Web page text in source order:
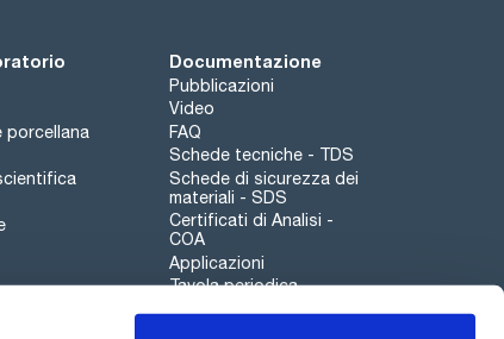
porcellana
Documentazione
Pubblicazioni
Video
FAQ
Schede tecniche - TDS
Schede di sicurezza dei
materiali - SDS
Certificati di Analisi -
COA
Applicazioni
Tavola periodica